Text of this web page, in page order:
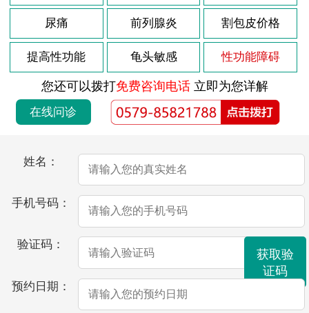
尿痛 前列腺炎 割包皮价格
提高性功能 龟头敏感 性功能障碍
您还可以拨打免费咨询电话立即为您详解
在线问诊
姓名：
手机号码：
验证码：
获取验
证码
预约日期：